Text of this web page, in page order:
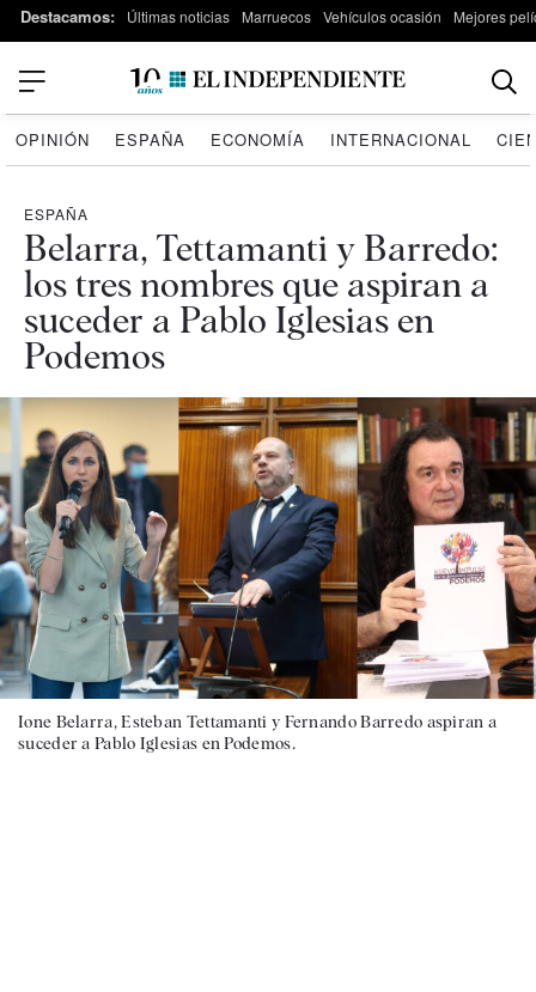
Destacamos: Últimas noticias Marruecos Vehículos ocasión Mejores
OPINIÓN ESPAÑA ECONOMÍA INTERNACIONAL
ESPAÑA
Belarra, Tettamanti y Barredo:
los tres nombres que aspiran a
suceder a Pablo Iglesias en
Podemos
Ione Belarra, Esteban Tettamanti y Fernando Barredo aspiran a
suceder a Pablo Iglesias en Podemos.